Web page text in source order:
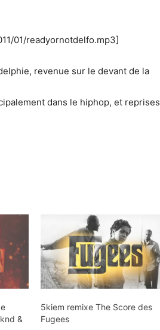
01/readyornotdelfo.mp3]
revenue sur le devant de la
dans le hiphop, et reprises
&
5kiem remixe The Score des
Fugees